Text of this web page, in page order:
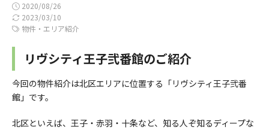
2020/08/26
2023/03/10
物件・エリア紹介
リヴシティ王子弐番館のご紹介
今回の物件紹介は北区エリアに位置する「リヴシティ王子弐番
館」です。
北区といえば、王子・赤羽・十条など、知る人ぞ知るディープな